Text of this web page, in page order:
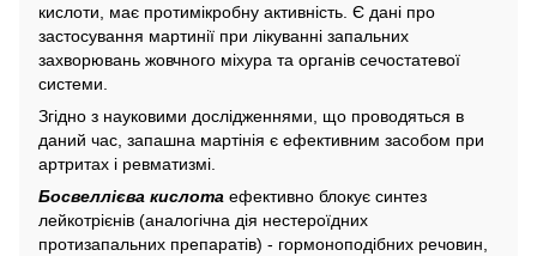
кислоти, має протимікробну активність. Є дані про
застосування мартинії при лікуванні запальних
захворювань жовчного міхура та органів сечостатевої
системи.
Згідно з науковими дослідженнями, що проводяться в
даний час, запашна мартінія є ефективним засобом при
артритах і ревматизмі.
Босвеллієва кислота ефективно блокує синтез
лейкотрієнів (аналогічна дія нестероїдних
протизапальних препаратів) - гормоноподібних речовин,